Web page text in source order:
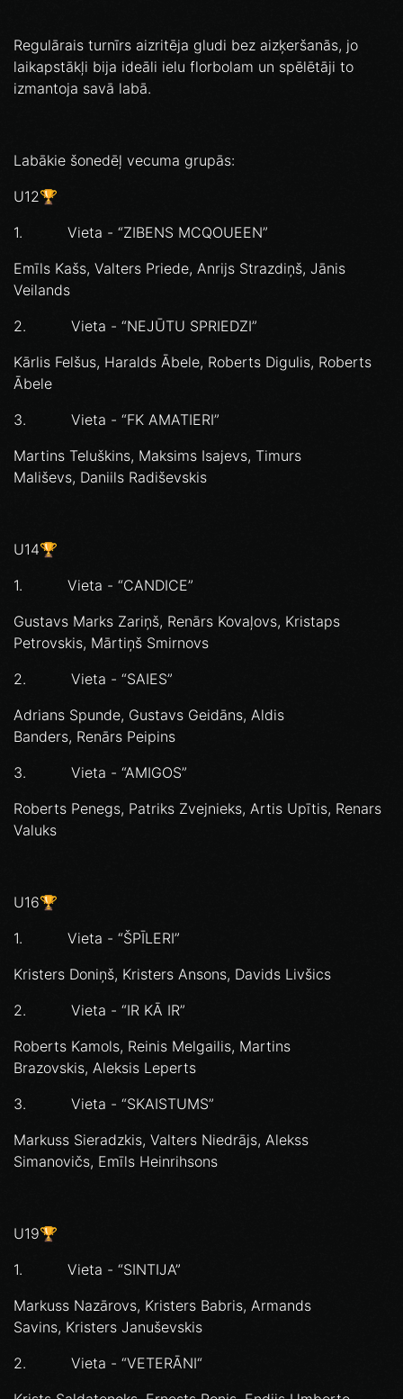
Regulārais turnīrs aizritēja gludi bez aizķeršanās, jo
laikapstākļi bija ideāli ielu florbolam un spēlētāji to
izmantoja savā labā.
Labākie šonedēļ vecuma grupās:
U12🏆
1. Vieta - “ZIBENS MCQOUEEN”
Emīls Kašs, Valters Priede, Anrijs Strazdiņš, Jānis
Veilands
2. Vieta - “NEJŪTU SPRIEDZI”
Kārlis Felšus, Haralds Ābele, Roberts Digulis, Roberts
Ābele
3. Vieta - “FK AMATIERI”
Martins Teluškins, Maksims Isajevs, Timurs
Mališevs, Daniils Radiševskis
U14🏆
1. Vieta - “CANDICE”
Gustavs Marks Zariņš, Renārs Kovaļovs, Kristaps
Petrovskis, Mārtiņš Smirnovs
2. Vieta - “SAIES”
Adrians Spunde, Gustavs Geidāns, Aldis
Banders, Renārs Peipins
3. Vieta - “AMIGOS”
Roberts Penegs, Patriks Zvejnieks, Artis Upītis, Renars
Valuks
U16🏆
1. Vieta - “ŠPĪLERI”
Kristers Doniņš, Kristers Ansons, Davids Livšics
2. Vieta - “IR KĀ IR”
Roberts Kamols, Reinis Melgailis, Martins
Brazovskis, Aleksis Leperts
3. Vieta - “SKAISTUMS”
Markuss Sieradzkis, Valters Niedrājs, Alekss
Simanovičs, Emīls Heinrihsons
U19🏆
1. Vieta - “SINTIJA”
Markuss Nazārovs, Kristers Babris, Armands
Savins, Kristers Januševskis
2. Vieta - “VETERĀNI“